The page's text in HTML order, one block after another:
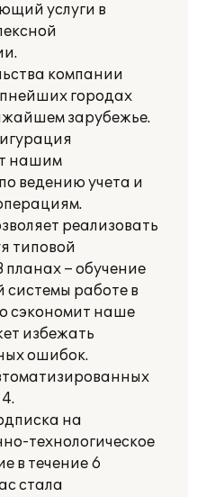
услуги в
компании
городах
зарубежье.
нашим
ведению учета и
реализовать
типовой
– обучение
системы работе в
сэкономит наше
избежать
ошибок.
на
технологическое
в течение 6
стала